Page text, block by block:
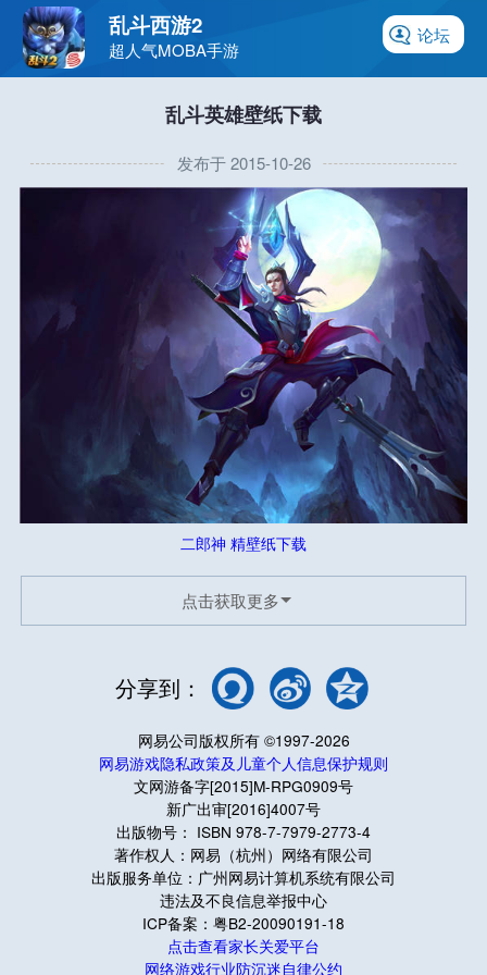
论坛
乱斗西游2
超人气MOBA手游
乱斗英雄壁纸下载
发布于 2015-10-26
二郎神 精壁纸下载
点击获取更多
分享到：
网易公司版权所有 ©1997-2026
网易游戏隐私政策及儿童个人信息保护规则
文网游备字[2015]M-RPG0909号
新广出审[2016]4007号
出版物号： ISBN 978-7-7979-2773-4
著作权人：网易（杭州）网络有限公司
出版服务单位：广州网易计算机系统有限公司
违法及不良信息举报中心
ICP备案：粤B2-20090191-18
点击查看家长关爱平台
网络游戏行业防沉迷自律公约